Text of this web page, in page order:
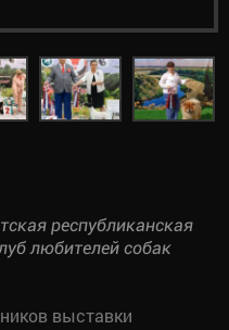
республиканская
любителей собак
выставки